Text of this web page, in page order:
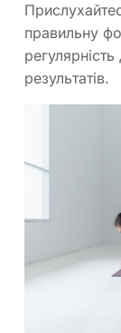
правильну
результатів.